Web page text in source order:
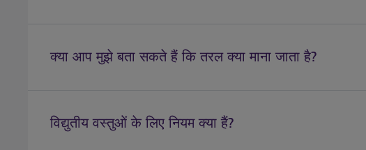
क्या आप मुझे बता सकते हैं कि तरल क्या माना जाता है?
विद्युतीय वस्तुओं के लिए नियम क्या हैं?